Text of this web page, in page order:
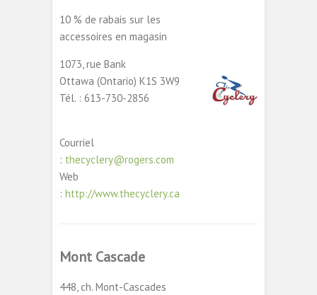
10 % de rabais sur les
accessoires en magasin
1073, rue Bank
Ottawa (Ontario) K1S 3W9
Tél. : 613-730-2856
Courriel
: thecyclery@rogers.com
Web
: http://www.thecyclery.ca
Mont Cascade
448, ch. Mont-Cascades